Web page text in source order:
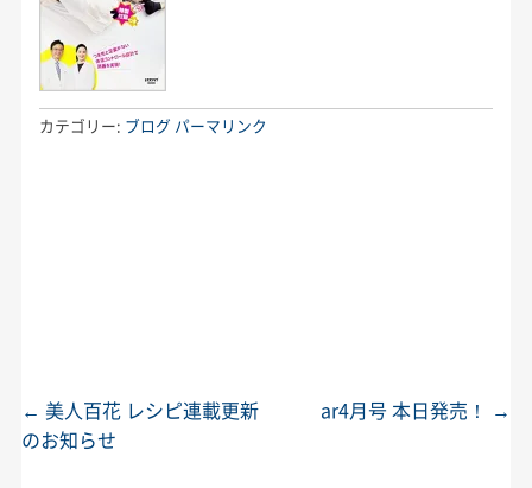
カテゴリー: ブログ パーマリンク
投稿ナビゲーション
← 美人百花 レシピ連載更新
のお知らせ
ar4月号 本日発売！ →